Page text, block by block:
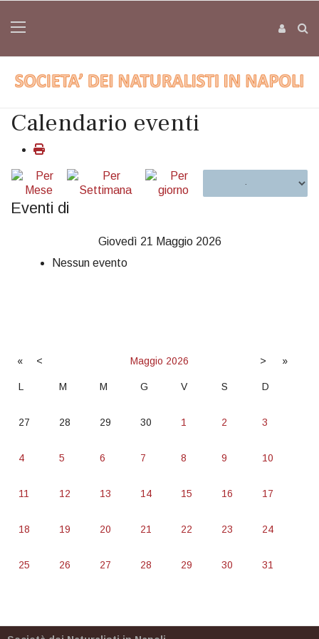
Calendario eventi
Eventi di
Giovedì 21 Maggio 2026
Nessun evento
« < Maggio 2026 > »
L M M G V S D
27 28 29 30 1 2 3
4 5 6 7 8 9 10
11 12 13 14 15 16 17
18 19 20 21 22 23 24
25 26 27 28 29 30 31